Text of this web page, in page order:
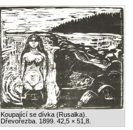
Koupající se dívka (Rusalka).
Dřevořezba. 1899. 42,5 × 51,8.